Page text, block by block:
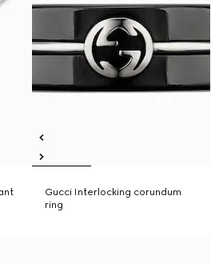
Gucci Interlocking corundum
ring